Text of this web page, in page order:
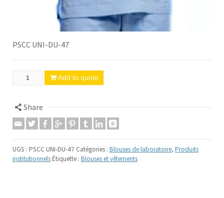
PSCC UNI-DU-47
Add to quote
Share
UGS : PSCC UNI-DU-47 Catégories : Blouses de laboratoire, Produits
institutionnelsÉtiquette : Blouses et vêtements